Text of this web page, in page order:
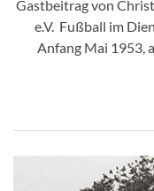
Gastbeitrag von
e.V. Fußball im
Anfang Mai 1953,